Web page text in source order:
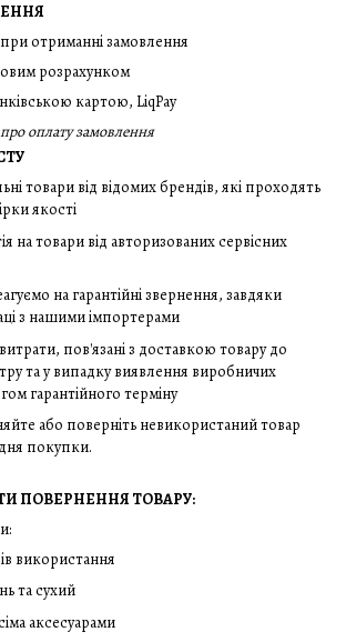
отриманні замовлення
розрахунком
картою, LiqPay
оплату замовлення
товари від відомих брендів, які проходять
якості
на товари від авторизованих сервісних
на гарантійні звернення, завдяки
з нашими імпортерами
пов'язані з доставкою товару до
та у випадку виявлення виробничих
гарантійного терміну
або поверніть невикористаний товар
покупки.
ПОВЕРНЕННЯ ТОВАРУ:
використання
та сухий
аксесуарами